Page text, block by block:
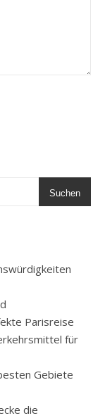
Suchen
Parisreise
für
Gebiete
die